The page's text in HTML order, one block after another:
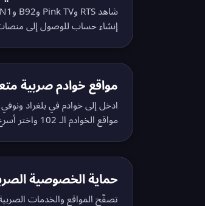
إنشاء حساب للوصول إلى
مواقع خوادم صربية
ادخل إلى خوادم في بلغراد
مواقع الخوادم الـ 102
واختر
حماية الخصوصية
تصفّح المواقع والخدمات